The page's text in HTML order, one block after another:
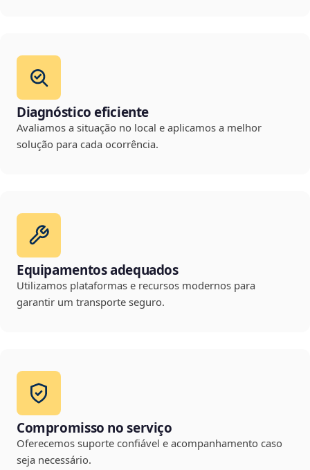
Diagnóstico eficiente
Avaliamos a situação no local e aplicamos a melhor
solução para cada ocorrência.
Equipamentos adequados
Utilizamos plataformas e recursos modernos para
garantir um transporte seguro.
Compromisso no serviço
Oferecemos suporte confiável e acompanhamento caso
seja necessário.